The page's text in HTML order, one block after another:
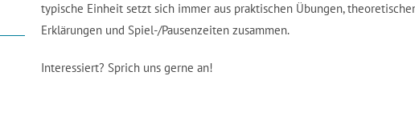
typische Einheit setzt sich immer aus praktischen Übungen,
Erklärungen und Spiel-/Pausenzeiten zusammen.
Interessiert? Sprich uns gerne an!